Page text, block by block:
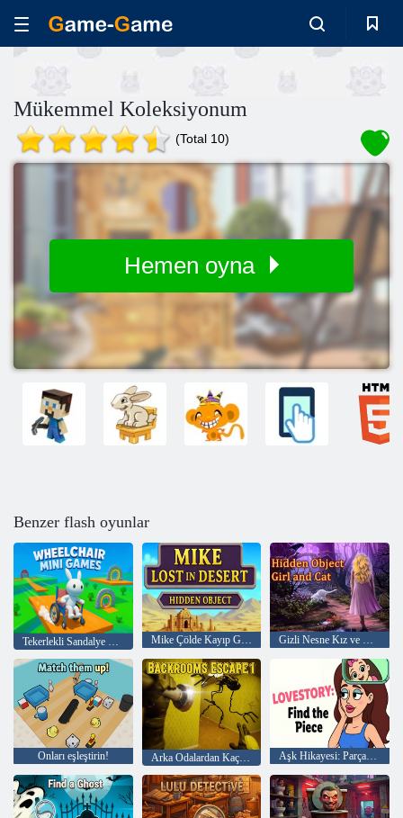
Mükemmel Koleksiyonum
(Total 10)
Hemen oyna
Benzer flash oyunlar
Tekerlekli Sandalye Mini Oyunları Mike Çölde Kayıp Gizli Nesne Gizli Nesne Kız ve Kedi
Onları eşleştirin! Arka Odalardan Kaçış 1 Aşk Hikayesi: Parçayı Bul